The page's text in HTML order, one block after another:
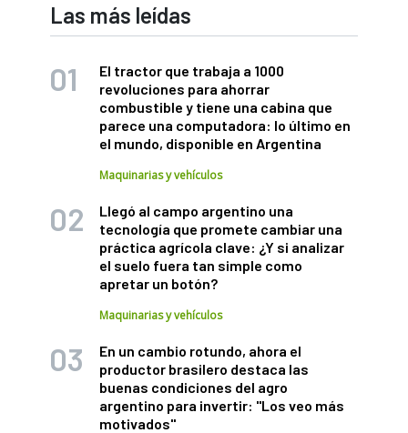
Las más leídas
El tractor que trabaja a 1000
revoluciones para ahorrar
combustible y tiene una cabina que
parece una computadora: lo último en
el mundo, disponible en Argentina
Maquinarias y vehículos
Llegó al campo argentino una
tecnología que promete cambiar una
práctica agrícola clave: ¿Y si analizar
el suelo fuera tan simple como
apretar un botón?
Maquinarias y vehículos
En un cambio rotundo, ahora el
productor brasilero destaca las
buenas condiciones del agro
argentino para invertir: "Los veo más
motivados"